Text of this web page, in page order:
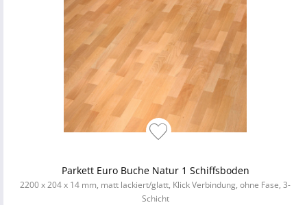
Parkett Euro Buche Natur 1 Schiffsboden
2200 x 204 x 14 mm, matt lackiert/glatt, Klick Verbindung, ohne Fase, 3-
Schicht